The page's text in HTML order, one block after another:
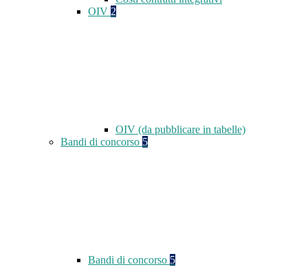
OIV 2
OIV (da pubblicare in tabelle)
Bandi di concorso 5
Bandi di concorso 5